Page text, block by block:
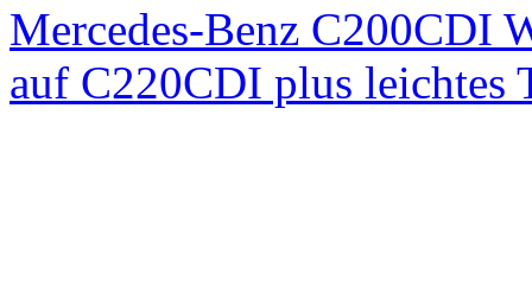
Mercedes-Benz C200CDI
auf C220CDI plus